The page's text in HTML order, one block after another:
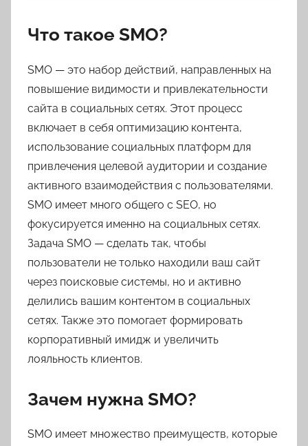
Что такое SMO?
SMO — это набор действий, направленных на
повышение видимости и привлекательности
сайта в социальных сетях. Этот процесс
включает в себя оптимизацию контента,
использование социальных платформ для
привлечения целевой аудитории и создание
активного взаимодействия с пользователями.
SMO имеет много общего с SEO, но
фокусируется именно на социальных сетях.
Задача SMO — сделать так, чтобы
пользователи не только находили ваш сайт
через поисковые системы, но и активно
делились вашим контентом в социальных
сетях. Также это помогает формировать
корпоративный имидж и увеличить
лояльность клиентов.
Зачем нужна SMO?
SMO имеет множество преимуществ, которые